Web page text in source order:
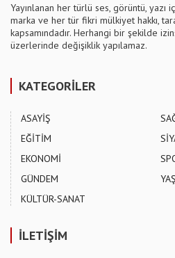
Yayınlanan her türlü ses, görüntü,
marka ve her tür fikri mülkiyet hakkı,
kapsamındadır. Herhangi bir şekilde
üzerlerinde değişiklik yapılamaz.
KATEGORİLER
ASAYİŞ
EĞİTİM
EKONOMİ
GÜNDEM
KÜLTÜR-SANAT
İLETİŞİM